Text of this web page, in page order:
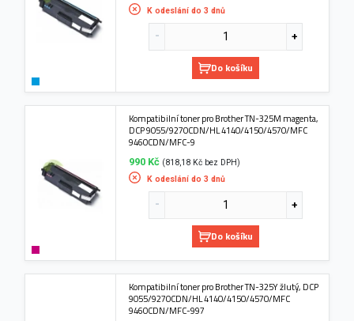
K odeslání do 3 dnů
Do košíku
Kompatibilní toner pro Brother TN-325M magenta,
DCP 9055/9270CDN/HL 4140/4150/4570/MFC
9460CDN/MFC-9
990 Kč (818,18 Kč bez DPH)
K odeslání do 3 dnů
Do košíku
Kompatibilní toner pro Brother TN-325Y žlutý, DCP
9055/9270CDN/HL 4140/4150/4570/MFC
9460CDN/MFC-997